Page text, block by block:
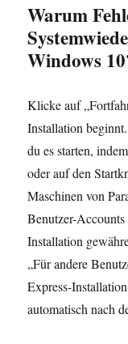
Warum
Windows
Klicke auf
Installation
du es starten,
oder auf den
Maschinen von
Benutzer-
Installation
„Für andere
Express-
automatisch nach